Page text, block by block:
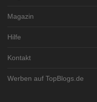
Magazin
Hilfe
Kontakt
Werben auf TopBlogs.de